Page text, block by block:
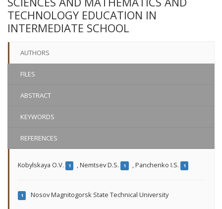
TECHNOLOGY EDUCATION IN
INTERMEDIATE SCHOOL
AUTHORS
FILES
ABSTRACT
KEYWORDS
REFERENCES
Kobylskaya O.V. 1 ,Nemtsev D.S. 1 ,Panchenko I.S. 1
1 Nosov Magnitogorsk State Technical University